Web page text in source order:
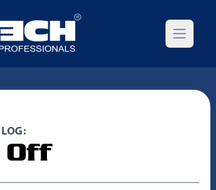
Open
Off